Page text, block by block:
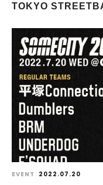
TOKYO
EVENT 2022.07.20